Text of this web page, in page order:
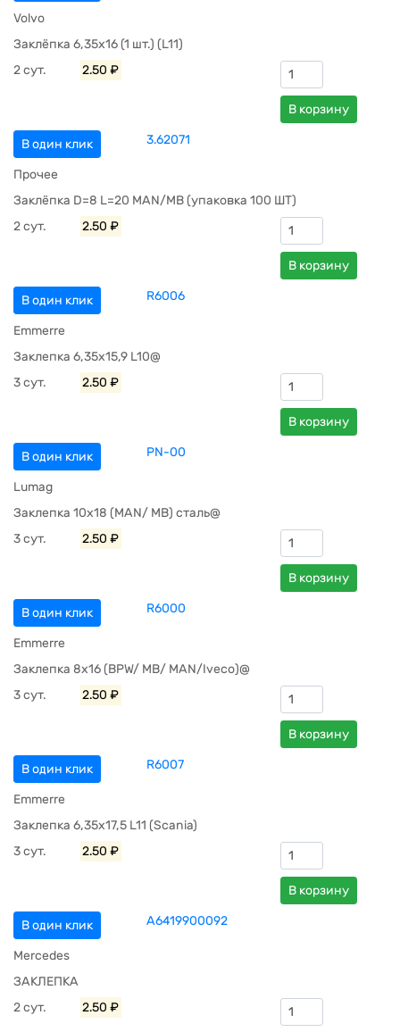
Volvo
Заклёпка 6,35х16 (1 шт.) (L11)
2 сут.
2.50 ₽
В корзину
В один клик 3.62071
Прочее
Заклёпка D=8 L=20 MAN/MB (упаковка 100 ШТ)
2 сут.
2.50 ₽
В корзину
В один клик R6006
Emmerre
Заклепка 6,35x15,9 L10@
3 сут.
2.50 ₽
В корзину
В один клик PN-00
Lumag
Заклепка 10х18 (MAN/ MB) сталь@
3 сут.
2.50 ₽
В корзину
В один клик R6000
Emmerre
Заклепка 8х16 (BPW/ MB/ MAN/Iveco)@
3 сут.
2.50 ₽
В корзину
В один клик R6007
Emmerre
Заклепка 6,35х17,5 L11 (Scania)
3 сут.
2.50 ₽
В корзину
В один клик A6419900092
Mercedes
ЗАКЛЕПКА
2 сут.
2.50 ₽